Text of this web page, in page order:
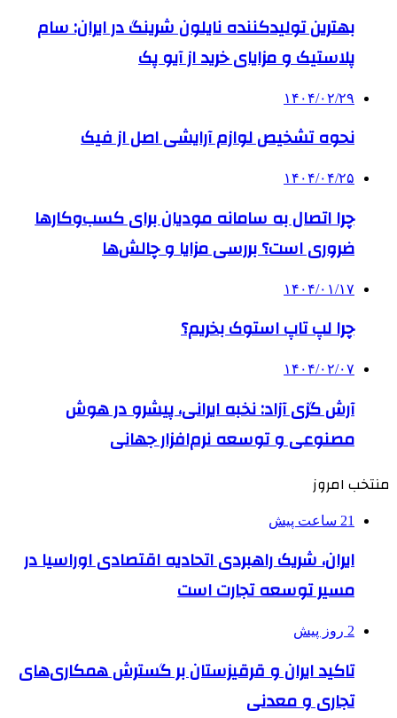
بهترین تولیدکننده نایلون شرینگ در ایران: سام
پلاستیک و مزایای خرید از آیو پک
۱۴۰۴/۰۲/۲۹
نحوه تشخیص لوازم آرایشی اصل از فیک
۱۴۰۴/۰۴/۲۵
چرا اتصال به سامانه مودیان برای کسب‌وکارها
ضروری است؟ بررسی مزایا و چالش‌ها
۱۴۰۴/۰۱/۱۷
چرا لپ تاپ استوک بخریم؟
۱۴۰۴/۰۲/۰۷
آرش گزی آزاد: نخبه ایرانی، پیشرو در هوش
مصنوعی و توسعه نرم‌افزار جهانی
منتخب امروز
21 ساعت پیش
ایران، شریک راهبردی اتحادیه اقتصادی اوراسیا در
مسیر توسعه تجارت است
2 روز پیش
تاکید ایران و قرقیزستان بر گسترش همکاری‌های
تجاری و معدنی